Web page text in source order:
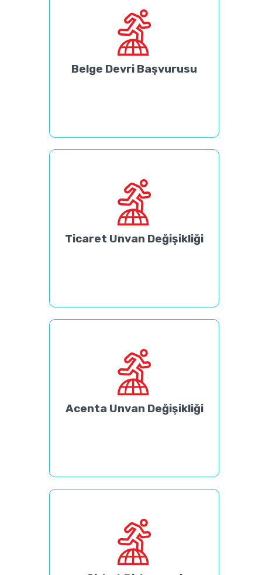
Belge Devri Başvurusu
Ticaret Unvan Değişikliği
Acenta Unvan Değişikliği